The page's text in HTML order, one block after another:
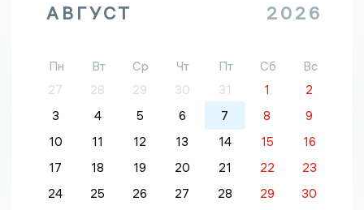
АВГУСТ 2026
Пн Вт Ср Чт Пт Сб
Вс
27
28 29 30 31 1
2
3
4 5 6 7 8
9
10
11 12 13 14 15
16
17
18 19 20 21 22
23
24
25 26 27 28 29
30